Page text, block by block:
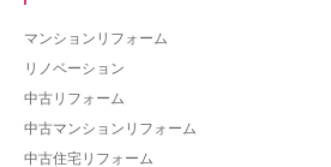
マンションリフォーム
リノベーション
中古リフォーム
中古マンションリフォーム
中古住宅リフォーム